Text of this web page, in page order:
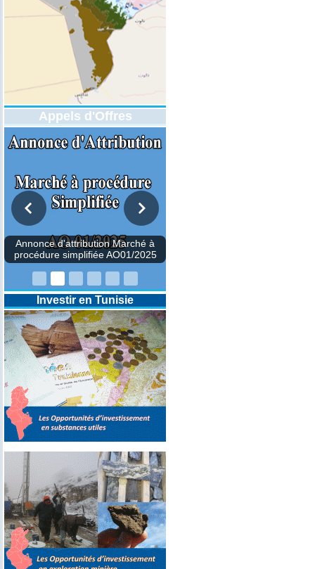
Appels d'Offres
DESIGNATION D’UN REVISEUR
COMPTABLE POUR LES
EXERCICES 2025-2026-2027
Investir en Tunisie